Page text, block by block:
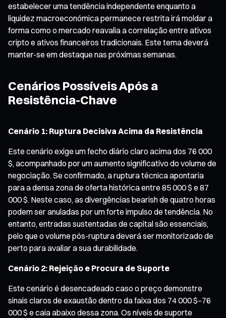
estabelecer uma tendência independente enquanto a
liquidez macroeconómica permanece restrita irá moldar a
forma como o mercado reavalia a correlação entre ativos
cripto e ativos financeiros tradicionais. Este tema deverá
manter-se em destaque nas próximas semanas.
Cenários Possíveis Após a
Resistência-Chave
Cenário 1: Ruptura Decisiva Acima da Resistência
Este cenário exige um fecho diário claro acima dos 76 000
$, acompanhado por um aumento significativo do volume de
negociação. Se confirmado, a ruptura técnica apontaria
para a densa zona de oferta histórica entre 85 000 $ e 87
000 $. Neste caso, as divergências bearish de quatro horas
podem ser anuladas por um forte impulso de tendência. No
entanto, entradas sustentadas de capital são essenciais,
pelo que o volume pós-ruptura deverá ser monitorizado de
perto para avaliar a sua durabilidade.
Cenário 2: Rejeição e Procura de Suporte
Este cenário é desencadeado caso o preço demonstre
sinais claros de exaustão dentro da faixa dos 74 000 $–76
000 $ e caia abaixo dessa zona. Os níveis de suporte